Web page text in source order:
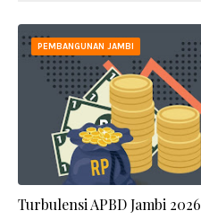
PEMBANGUNAN JAMBI
Turbulensi APBD Jambi 2026